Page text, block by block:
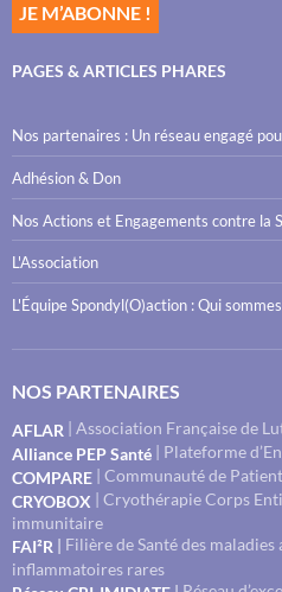
PAGES & ARTICLES PHARES
Nos partenaires : Un réseau engagé
Adhésion & Don
Nos Actions et Engagements contre la
L'Association
L'Équipe Spondyl(O)action : Qui
NOS PARTENAIRES
AFLAR | Association Française de
Alliance PEP Santé | Plateforme
COMPARE | Communauté de
CRYOBOX | Cryothérapie Corps
immunitaire
FAI²R | Filière de Santé des
inflammatoires rares